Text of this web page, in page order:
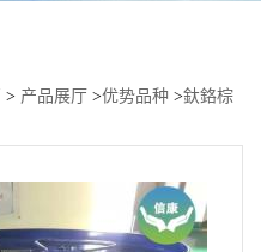
> 产品展厅 >优势品种 >釱鉻棕